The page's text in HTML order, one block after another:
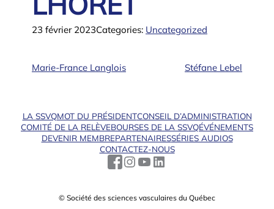
23 février 2023Categories: Uncategorized
Marie-France Langlois Stéfane Lebel
LA SSVQMOT DU PRÉSIDENTCONSEIL D’ADMINISTRATION
COMITÉ DE LA RELÈVEBOURSES DE LA SSVQÉVÉNEMENTS
DEVENIR MEMBREPARTENAIRESSÉRIES AUDIOS
CONTACTEZ-NOUS
© Société des sciences vasculaires du Québec